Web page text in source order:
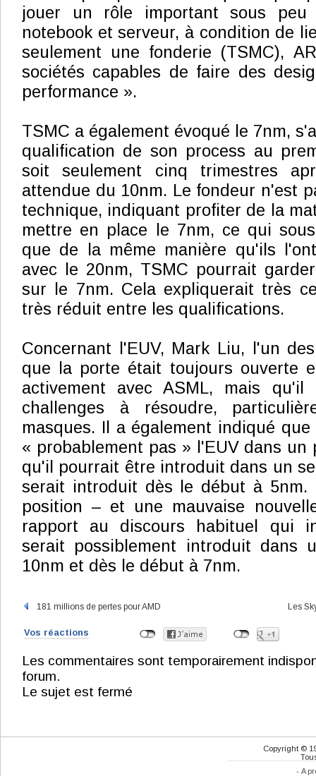
jouer un rôle important sous peu
notebook et serveur, à condition de
seulement une fonderie (TSMC),
sociétés capables de faire des
performance ».
TSMC a également évoqué le 7nm,
qualification de son process au
soit seulement cinq trimestres
attendue du 10nm. Le fondeur n'est
technique, indiquant profiter de la
mettre en place le 7nm, ce qui
que de la même manière qu'ils
avec le 20nm, TSMC pourrait
sur le 7nm. Cela expliquerait très
très réduit entre les qualifications.
Concernant l'EUV, Mark Liu, l'un
que la porte était toujours ouverte
activement avec ASML, mais qu'il
challenges à résoudre,
masques. Il a également indiqué
« probablement pas » l'EUV dans un
qu'il pourrait être introduit dans un
serait introduit dès le début à 5nm.
position – et une mauvaise
rapport au discours habituel qui
serait possiblement introduit dans
10nm et dès le début à 7nm.
181 millions de pertes pour AMD Les
Vos réactions
Les commentaires sont temporairement
forum.
Le sujet est fermé
Copyright ©
- A